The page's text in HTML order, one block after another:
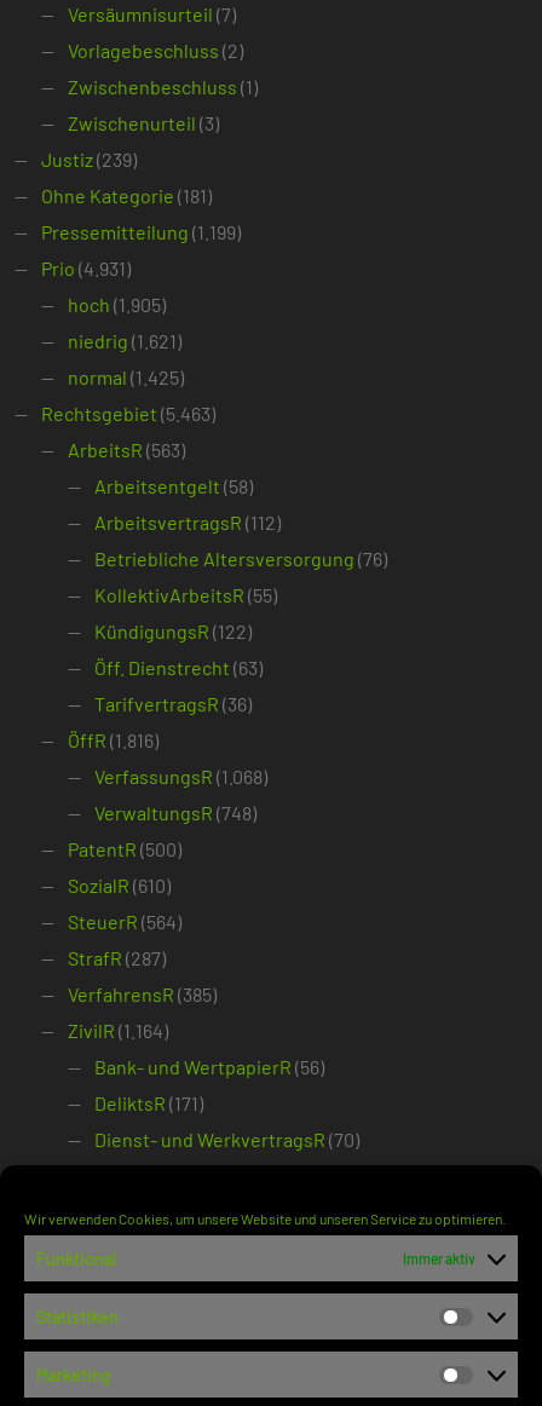
Wir verwenden Cookies, um unsere Website und unseren Service zu optimieren.
Funktional Immer aktiv
Statistiken
Marketing
Versäumnisurteil (7)
Vorlagebeschluss (2)
Zwischenbeschluss (1)
Zwischenurteil (3)
Justiz(239)
Ohne Kategorie (181)
Pressemitteilung (1.199)
Prio (4.931)
hoch (1.905)
niedrig (1.621)
normal (1.425)
Rechtsgebiet (5.463)
ArbeitsR (563)
Arbeitsentgelt (58)
ArbeitsvertragsR (112)
Betriebliche Altersversorgung (76)
KollektivArbeitsR (55)
KündigungsR (122)
Öff. Dienstrecht (63)
TarifvertragsR (36)
ÖffR (1.816)
VerfassungsR (1.068)
VerwaltungsR (748)
PatentR (500)
SozialR (610)
SteuerR (564)
StrafR (287)
VerfahrensR (385)
ZivilR (1.164)
Bank- und WertpapierR (56)
DeliktsR (171)
Dienst- und WerkvertragsR (70)
FamilienR
HandelsR
ImmobilienR(79)
InsolvenzR
Kauf- und MietR(118)
Staatshaftung(74)